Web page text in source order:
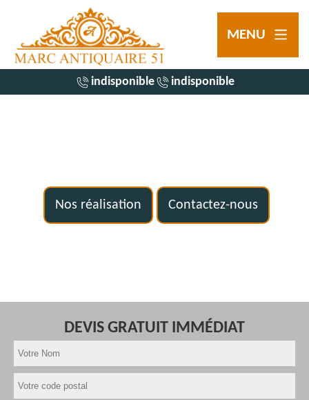
MENU
indisponible indisponible
Nos réalisation Contactez-nous
DEVIS GRATUIT IMMÉDIAT